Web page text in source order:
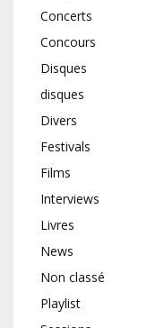
Concerts
Concours
Disques
disques
Divers
Festivals
Films
Interviews
Livres
News
Non classé
Playlist